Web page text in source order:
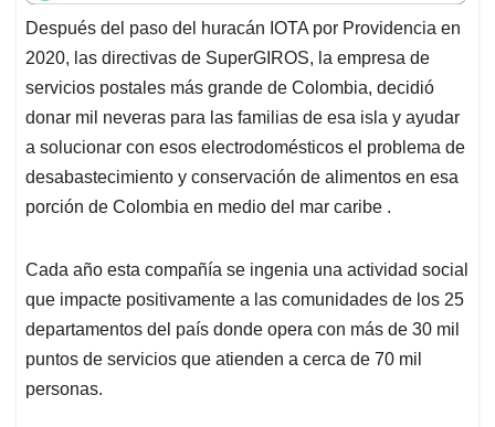
t
s
A
p
p
e
b
o
o
k
k
e
d
I
n
i
l
e
a
d
s
Después del paso del huracán IOTA por Providencia en
2020, las directivas de SuperGIROS, la empresa de
servicios postales más grande de Colombia, decidió
donar mil neveras para las familias de esa isla y ayudar
a solucionar con esos electrodomésticos el problema de
desabastecimiento y conservación de alimentos en esa
porción de Colombia en medio del mar caribe .
Cada año esta compañía se ingenia una actividad social
que impacte positivamente a las comunidades de los 25
departamentos del país donde opera con más de 30 mil
puntos de servicios que atienden a cerca de 70 mil
personas.